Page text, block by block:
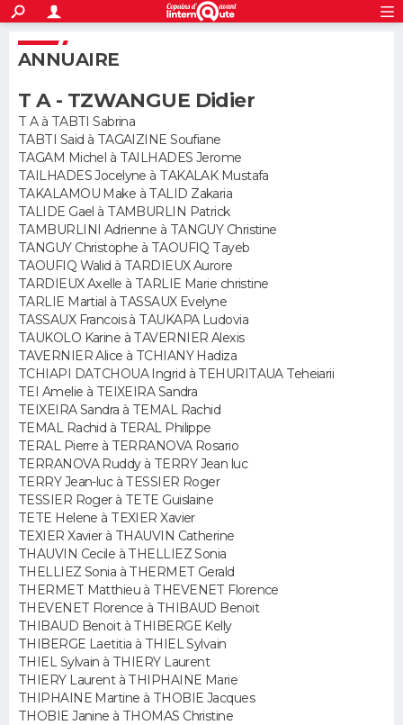
ACTUALITÉS
Politique
Société
Faits Divers
Education
Monde
Villes
+
SPORT
Coupe du monde 2026
Football
Tennis
Cyclisme
Rugby
Forum
CULTURE
Programme TV
TNTStreaming
Cinéma
Sorties cinéma
Musique
FINANCE
Retraite
Impôts
Epargne
Immobilier
Risques naturels par ville
Banque
Assurance
Crédit
AUTO
Essais
Réserver un essai
Citadines
Berlines
SUV
Forum auto
+
HIGH-TECH
Mobiles
Meilleur smartphone
Internet
Ordinateurs
Jeux vidéo
Guide high-tech
BRICOLAGE
Forum
Aménagement intérieur
Extérieur
Cuisine
Salle de bains
Jardinage
Rangement
WEEK-END
Guides de France
Escapades
Patrimoine
Expositions
Musées
Week-end nature
+
LIFESTYLE
Art de vivre
Bien-être
Loisirs
Mode
Modes de vie
SANTE
Alimentation
Guide de la santé
Maladies
Médicaments
Sommeil
VOYAGE
Destinations
City break
Voyage nature
Voyage de noces
Forum
Climat
+
PHOTO
GUIDES D'ACHAT
BONS PLANS
CARTE DE VOEUX
Carte de Noël
Carte Bonne année
Carte Saint-Valentin
Carte Pâques
Carte d'anniversaire
DICTIONNAIRE
Dictionnaire
Biographies
Citations
Expressions
Proverbes
PROGRAMME TV
S'inscrire
Connexion
ANNUAIRE
T A - TZWANGUE Didier
T A à TABTI Sabrina
TABTI Said à TAGAIZINE Soufiane
TAGAM Michel à TAILHADES Jerome
TAILHADES Jocelyne à TAKALAK Mustafa
TAKALAMOU Make à TALID Zakaria
TALIDE Gael à TAMBURLIN Patrick
TAMBURLINI Adrienne à TANGUY Christine
TANGUY Christophe à TAOUFIQ Tayeb
TAOUFIQ Walid à TARDIEUX Aurore
TARDIEUX Axelle à TARLIE Marie christine
TARLIE Martial à TASSAUX Evelyne
TASSAUX Francois à TAUKAPA Ludovia
TAUKOLO Karine à TAVERNIER Alexis
TAVERNIER Alice à TCHIANY Hadiza
TCHIAPI DATCHOUA Ingrid à TEHURITAUA Teheiarii
TEI Amelie à TEIXEIRA Sandra
TEIXEIRA Sandra à TEMAL Rachid
TEMAL Rachid à TERAL Philippe
TERAL Pierre à TERRANOVA Rosario
TERRANOVA Ruddy à TERRY Jean luc
TERRY Jean-luc à TESSIER Roger
TESSIER Roger à TETE Guislaine
TETE Helene à TEXIER Xavier
TEXIER Xavier à THAUVIN Catherine
THAUVIN Cecile à THELLIEZ Sonia
THELLIEZ Sonia à THERMET Gerald
THERMET Matthieu à THEVENET Florence
THEVENET Florence à THIBAUD Benoit
THIBAUD Benoit à THIBERGE Kelly
THIBERGE Laetitia à THIEL Sylvain
THIEL Sylvain à THIERY Laurent
THIERY Laurent à THIPHAINE Marie
THIPHAINE Martine à THOBIE Jacques
THOBIE Janine à THOMAS Christine